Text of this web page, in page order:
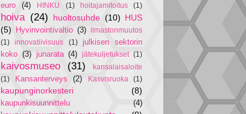
euro (4) HINKU (1) hoitajamitoitus (1)
hoiva (24) huoltosuhde (10) HUS
(5)
Hyvinvointivaltio (3) ilmastonmuutos
(1)
innovatiivisuus (1)
julkisen sektorin
koko (3) junarata (4) jätekuljetukset (1)
kaivosmuseo (31)
kansalaisaloite
(1)
Kansanterveys (2) Kasvisruoka (1)
kaupunginorkesteri (8)
kaupunkisuunnittelu (4)